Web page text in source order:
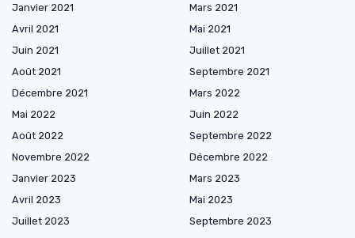
Janvier 2021
Mars 2021
Avril 2021
Mai 2021
Juin 2021
Juillet 2021
Août 2021
Septembre 2021
Décembre 2021
Mars 2022
Mai 2022
Juin 2022
Août 2022
Septembre 2022
Novembre 2022
Décembre 2022
Janvier 2023
Mars 2023
Avril 2023
Mai 2023
Juillet 2023
Septembre 2023